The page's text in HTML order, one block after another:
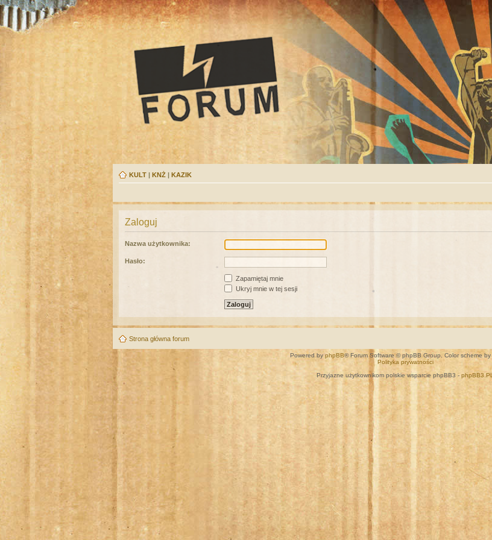
KULT | KNŻ | KAZIK
Zaloguj
Nazwa użytkownika:
Hasło:
Zapamiętaj mnie
Ukryj mnie w tej sesji
Strona główna forum
Powered by phpBB® Forum Software © phpBB Group. Color scheme by
Polityka prywatności
Przyjazne użytkownikom polskie wsparcie phpBB3 - phpBB3.PL